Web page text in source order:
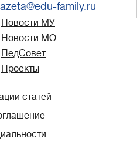
family.ru
Новости МУ
Новости МО
ПедСовет
Проекты
статей